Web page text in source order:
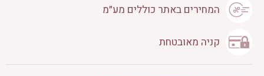
המחירים באתר כוללים מע״מ
קניה מאובטחת